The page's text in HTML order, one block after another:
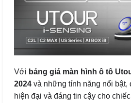
Với bảng giá màn hình ô tô
2024 và những tính năng nổi bật,
hiện đại và đáng tin cậy cho